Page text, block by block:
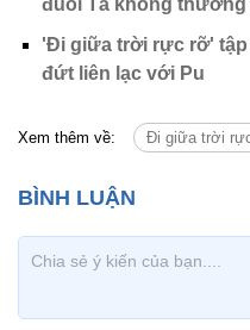
đuổi Tả không thương
'Đi giữa trời rực rỡ' tập
đứt liên lạc với Pu
Xem thêm về: Đi giữa trời